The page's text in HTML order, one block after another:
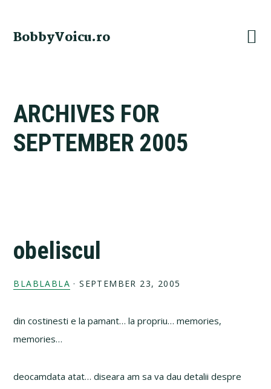
primary
main
primary
footer
BobbyVoicu.ro
ARCHIVES FOR
SEPTEMBER 2005
obeliscul
BLABLABLA · SEPTEMBER 23, 2005
din costinesti e la pamant… la propriu… memories,
memories…
deocamdata atat… diseara am sa va dau detalii despre